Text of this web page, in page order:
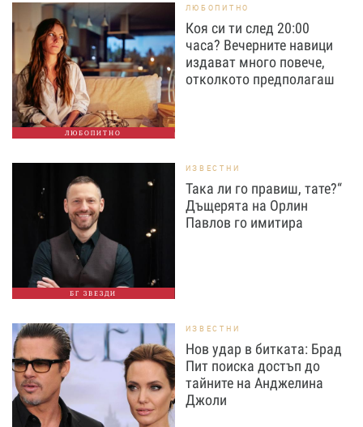
ЛЮБОПИТНО
ЛЮБОПИТНО
Коя си ти след 20:00
часа? Вечерните навици
издават много повече,
отколкото предполагаш
БГ ЗВЕЗДИ
ИЗВЕСТНИ
Така ли го правиш, тате?“
Дъщерята на Орлин
Павлов го имитира
ИЗВЕСТНИ
Нов удар в битката: Брад
Пит поиска достъп до
тайните на Анджелина
Джоли